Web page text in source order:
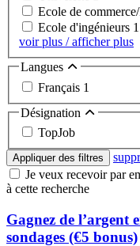
Ecole de
Ecole d'ingénieurs 1
voir plus / afficher plus
Langues
Français 1
Désignation
TopJob
Appliquer des filtres
Je veux recevoir par
à cette recherche
Gagnez de l’argent
sondages (€5 bonus)